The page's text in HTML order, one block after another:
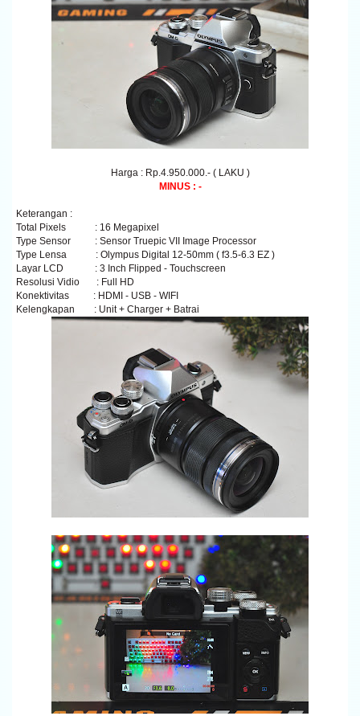
Harga : Rp.4.950.000.- ( LAKU )
MINUS : -
Keterangan :
Total Pixels : 16 Megapixel
Type Sensor : Sensor Truepic VII Image Processor
Type Lensa : Olympus Digital 12-50mm ( f3.5-6.3 EZ )
Layar LCD : 3 Inch Flipped - Touchscreen
Resolusi Vidio : Full HD
Konektivitas : HDMI - USB - WIFI
Kelengkapan
: Unit + Charger + Batrai